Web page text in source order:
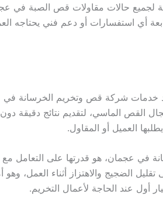
لجميع حالات مقاولات قص الصبة في
أي استفسارات أو دعم فني
خدمات شركة قص وتخريم الخرسانة
الماسي، لتقديم نتائج دقيقة دون
العميل أو المقاول.
عجمان، هو قدرتها على التعامل مع
الضجيج والاهتزاز أثناء العمل، وهو
أول عند الحاجة لأعمال التخريم.